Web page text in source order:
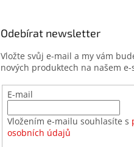
Odebírat newsletter
Vložte svůj e-mail a my vám
nových produktech na našem e-
E-mail
Vložením e-mailu souhlasíte s
osobních údajů